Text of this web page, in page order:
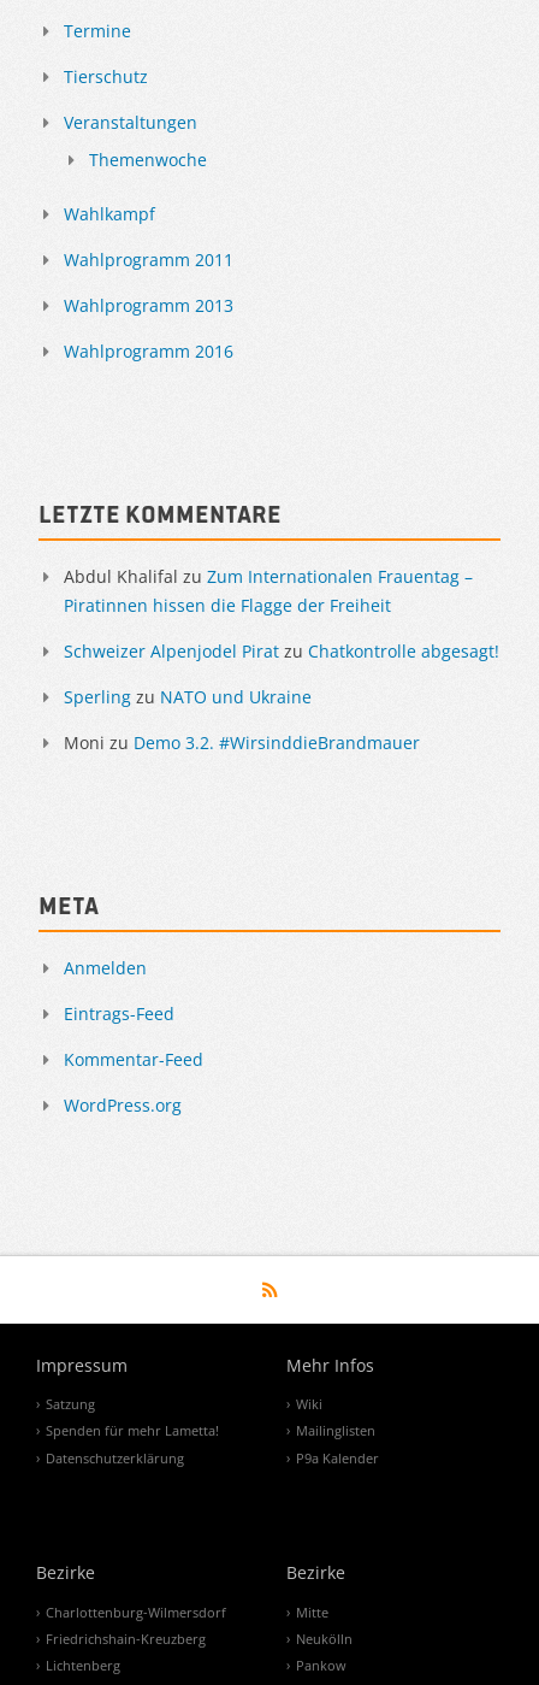
Termine
Tierschutz
Veranstaltungen
Themenwoche
Wahlkampf
Wahlprogramm 2011
Wahlprogramm 2013
Wahlprogramm 2016
Letzte Kommentare
Abdul Khalifal zu Zum Internationalen Frauentag –
Piratinnen hissen die Flagge der Freiheit
Schweizer Alpenjodel Pirat zu Chatkontrolle abgesagt!
Sperling zu NATO und Ukraine
Moni zu Demo 3.2. #WirsinddieBrandmauer
Meta
Anmelden
Eintrags-Feed
Kommentar-Feed
WordPress.org
Impressum
Satzung
Spenden für mehr Lametta!
Datenschutzerklärung
Mehr Infos
Wiki
Mailinglisten
P9a Kalender
Bezirke
Charlottenburg-Wilmersdorf
Friedrichshain-Kreuzberg
Lichtenberg
Bezirke
Mitte
Neukölln
Pankow